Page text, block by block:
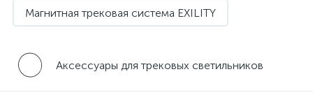
Магнитная трековая система EXILITY
Магнитная трековая система RADITY
Аксессуары для трековых светильников